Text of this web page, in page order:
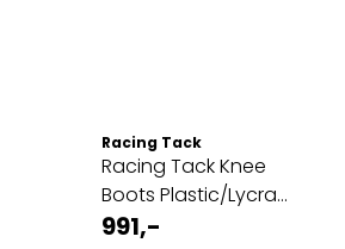
Racing Tack
Racing Tack Knee
Boots Plastic/Lycra
458A
991,-